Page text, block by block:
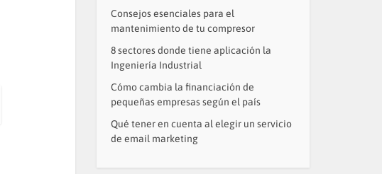
Consejos esenciales para el
mantenimiento de tu compresor
8 sectores donde tiene aplicación la
Ingeniería Industrial
Cómo cambia la financiación de
pequeñas empresas según el país
Qué tener en cuenta al elegir un servicio
de email marketing